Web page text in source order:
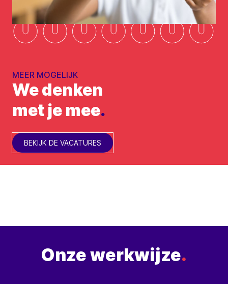
MEER MOGELIJK
We denken
met je mee.
BEKIJK DE VACATURES
Onze werkwijze.